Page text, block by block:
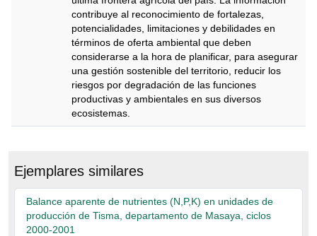
contribuye al reconocimiento de fortalezas,
potencialidades, limitaciones y debilidades en
términos de oferta ambiental que deben
considerarse a la hora de planificar, para asegurar
una gestión sostenible del territorio, reducir los
riesgos por degradación de las funciones
productivas y ambientales en sus diversos
ecosistemas.
Ejemplares similares
Balance aparente de nutrientes (N,P,K) en unidades de
producción de Tisma, departamento de Masaya, ciclos
2000-2001